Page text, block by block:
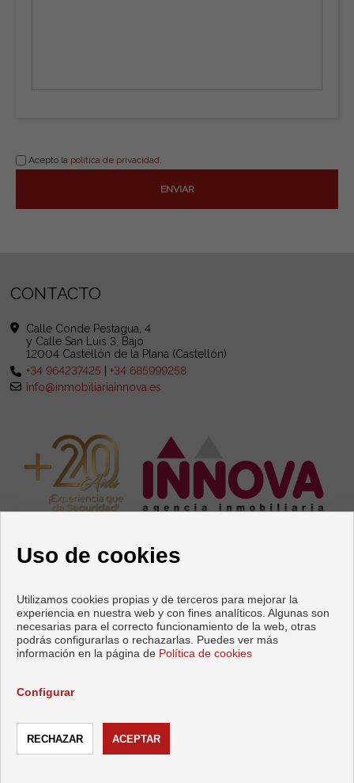
Acepto la política de privacidad.
CONTACTO
Calle Conde Pestagua, 4
y Calle San Luis 3, Bajo
12004 Castellón de la Plana (Castellón)
+34 964237425 |+34 685999258
info@inmobiliariainnova.es
Pisos y casas en venta en Castellón de la Plana
Uso de cookies
Utilizamos cookies propias y de terceros para mejorar la
experiencia en nuestra web y con fines analíticos. Algunas son
necesarias para el correcto funcionamiento de la web, otras
podrás configurarlas o rechazarlas. Puedes ver más
información en la página de Política de cookies
Configurar